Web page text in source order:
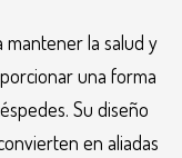
mantener la salud y
una forma
Su diseño
en aliadas